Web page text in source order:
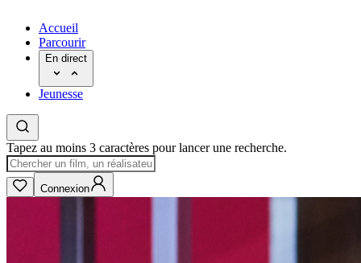
Accueil
Parcourir
En direct
Jeunesse
Tapez au moins 3 caractères pour lancer une recherche.
Connexion